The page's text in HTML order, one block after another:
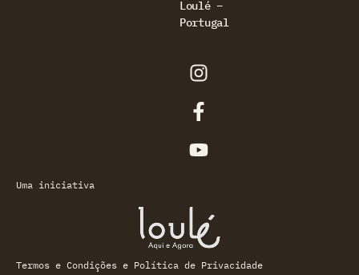
Loulé –
Portugal
Uma iniciativa
Termos e Condições e Política de Privacidade